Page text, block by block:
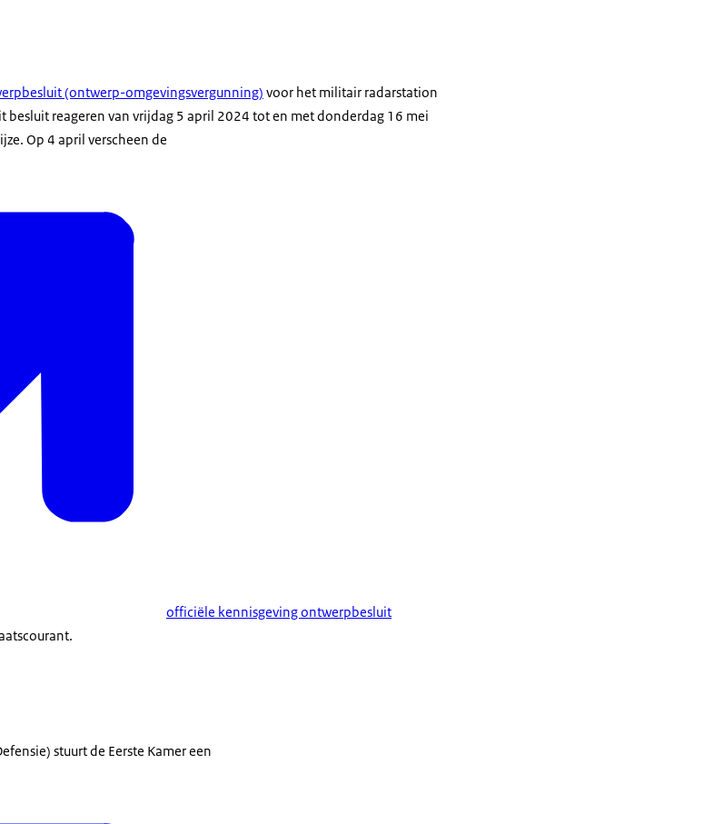
(ontwerp-omgevingsvergunning) voor het militair radarstation
besluit reageren van vrijdag 5 april 2024 tot en met donderdag 16 mei
Op 4 april verscheen de
officiële kennisgeving ontwerpbesluit
stuurt de Eerste Kamer een